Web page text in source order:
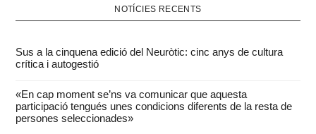
NOTÍCIES RECENTS
Sus a la cinquena edició del Neuròtic: cinc anys de cultura
crítica i autogestió
«En cap moment se’ns va comunicar que aquesta
participació tengués unes condicions diferents de la resta de
persones seleccionades»